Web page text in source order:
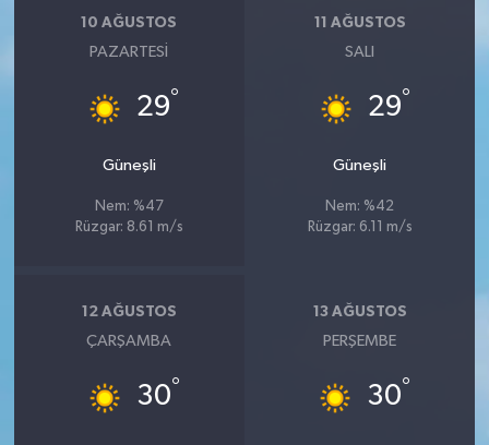
10 AĞUSTOS
PAZARTESI
29°
Güneşli
Nem: %47
Rüzgar: 8.61 m/s
11 AĞUSTOS
SALI
29°
Güneşli
Nem: %42
Rüzgar: 6.11 m/s
12 AĞUSTOS
ÇARŞAMBA
30°
13 AĞUSTOS
PERŞEMBE
30°